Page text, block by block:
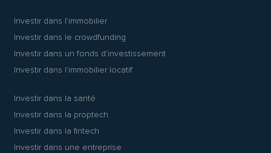
Investir dans l’immobilier
Investir dans le crowdfunding
Investir dans un fonds d’investissement
Investir dans l’immobilier locatif
Investir dans la santé
Investir dans la proptech
Investir dans la fintech
Investir dans une entreprise